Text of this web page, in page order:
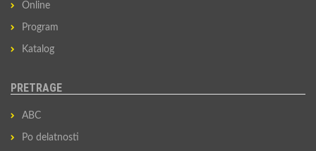
Online
Program
Katalog
PRETRAGE
ABC
Po delatnosti